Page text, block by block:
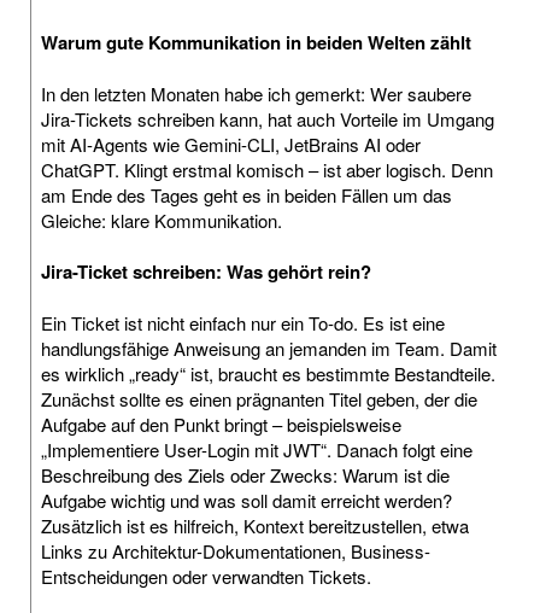
Warum gute Kommunikation in beiden Welten zählt
In den letzten Monaten habe ich gemerkt: Wer saubere
Jira-Tickets schreiben kann, hat auch Vorteile im Umgang
mit AI-Agents wie Gemini-CLI, JetBrains AI oder
ChatGPT. Klingt erstmal komisch – ist aber logisch. Denn
am Ende des Tages geht es in beiden Fällen um das
Gleiche: klare Kommunikation.
Jira-Ticket schreiben: Was gehört rein?
Ein Ticket ist nicht einfach nur ein To-do. Es ist eine
handlungsfähige Anweisung an jemanden im Team. Damit
es wirklich „ready“ ist, braucht es bestimmte Bestandteile.
Zunächst sollte es einen prägnanten Titel geben, der die
Aufgabe auf den Punkt bringt – beispielsweise
„Implementiere User-Login mit JWT“. Danach folgt eine
Beschreibung des Ziels oder Zwecks: Warum ist die
Aufgabe wichtig und was soll damit erreicht werden?
Zusätzlich ist es hilfreich, Kontext bereitzustellen, etwa
Links zu Architektur-Dokumentationen, Business-
Entscheidungen oder verwandten Tickets.